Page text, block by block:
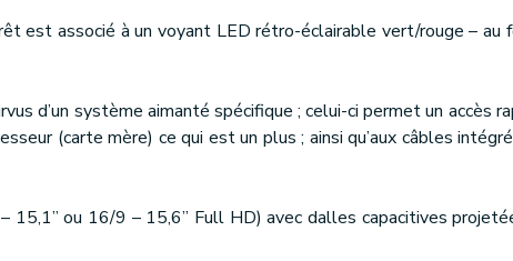
est associé à un voyant LED rétro-éclairable vert/rouge – au
d’un système aimanté spécifique ; celui-ci permet un accès
(carte mère) ce qui est un plus ; ainsi qu’aux câbles
ou 16/9 – 15,6’’ Full HD) avec dalles capacitives